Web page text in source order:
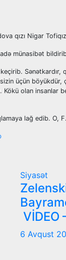
qızı Nigar
münasibət
keçirib.
üçün
olan insanlar
lağ edib. O,
Siyasət
VİDEO
6 Avqust